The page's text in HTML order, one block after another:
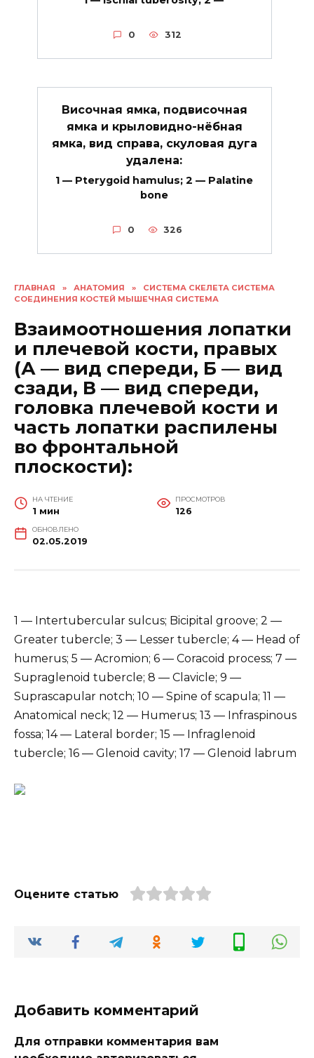
ГЛАВНАЯ » АНАТОМИЯ »
СИСТЕМА СКЕЛЕТА СИСТЕМА
СОЕДИНЕНИЯ КОСТЕЙ МЫШЕЧНАЯ СИСТЕМА
Взаимоотношения лопатки
и плечевой кости, правых
(А — вид спереди, Б — вид
сзади, В — вид спереди,
головка плечевой кости и
часть лопатки распилены
во фронтальной
плоскости):
НА ЧТЕНИЕ
1 мин
ПРОСМОТРОВ
126
ОБНОВЛЕНО
02.05.2019
1 — Intertubercular sulcus; Bicipital groove; 2 —
Greater tubercle; 3 — Lesser tubercle; 4 — Head of
humerus; 5 — Acromion; 6 — Coracoid process; 7 —
Supraglenoid tubercle; 8 — Clavicle; 9 —
Suprascapular notch; 10 — Spine of scapula; 11 —
Anatomical neck; 12 — Humerus; 13 — Infraspinous
fossa; 14 — Lateral border; 15 — Infraglenoid
tubercle; 16 — Glenoid cavity; 17 — Glenoid labrum
Оцените статью
Добавить комментарий
Для отправки комментария вам
0 312
Височная ямка, подвисочная
ямка и крыловидно-нёбная
ямка, вид справа, скуловая дуга
удалена:
1 — Pterygoid hamulus; 2 — Palatine
bone
0 326